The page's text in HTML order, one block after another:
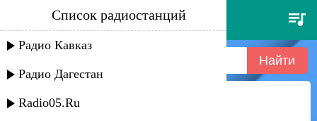
гуля вазирханова - жду тебя
Список радиостанций
Радио Кавказ
Радио Дагестан
Radio05.Ru
Гуля Вазирханова - Жду тебя